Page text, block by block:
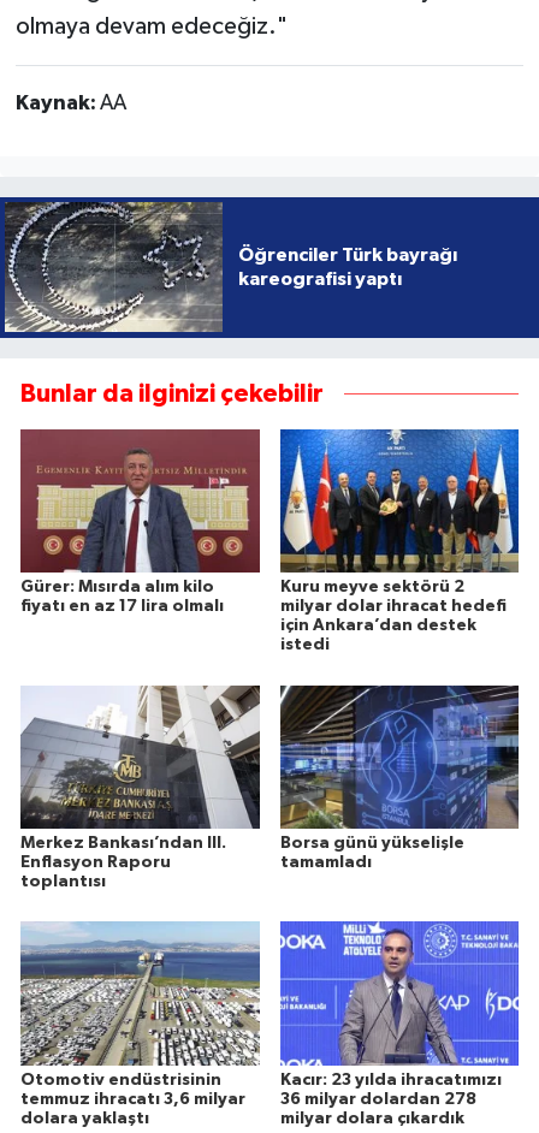
olmaya devam edeceğiz."
Kaynak: AA
Öğrenciler Türk bayrağı
kareografisi yaptı
Bunlar da ilginizi çekebilir
Gürer: Mısırda alım kilo
fiyatı en az 17 lira olmalı
Kuru meyve sektörü 2
milyar dolar ihracat hedefi
için Ankara’dan destek
istedi
Merkez Bankası’ndan III.
Enflasyon Raporu
toplantısı
Borsa günü yükselişle
tamamladı
Otomotiv endüstrisinin
temmuz ihracatı 3,6 milyar
dolara yaklaştı
Kacır: 23 yılda ihracatımızı
36 milyar dolardan 278
milyar dolara çıkardık